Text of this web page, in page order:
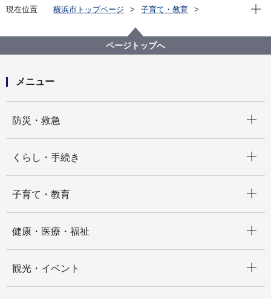
現在位置 横浜市トップページ
子育て・教育
保育・教育の質向上
福祉サービス第三者評価【保育分野】
現在
ページトップへ
メニュー
防災・救急
くらし・手続き
子育て・教育
健康・医療・福祉
観光・イベント